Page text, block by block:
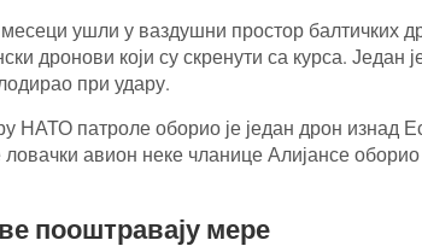
ушли у ваздушни простор балтичких
дронови који су скренути са курса. Један
при удару.
НАТО патроле оборио је један дрон изнад
ловачки авион неке чланице Алијансе оборио
пооштравају мере